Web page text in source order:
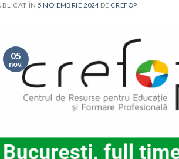
ÎN 5 NOIEMBRIE 2024 DE CREFOP
05
nov.